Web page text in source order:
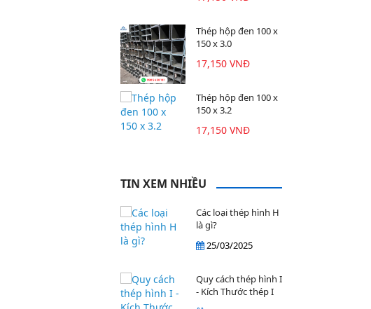
Thép hộp đen 100 x
150 x 3.0
17,150 VNĐ
Thép hộp đen 100 x
150 x 3.2
17,150 VNĐ
TIN XEM NHIỀU
Các loại thép hình H
là gì?
25/03/2025
Quy cách thép hình I
- Kích Thước thép I